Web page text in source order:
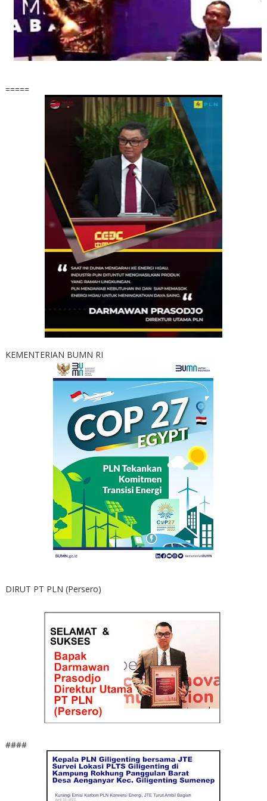
=====
KEMENTERIAN BUMN RI
DIRUT PT PLN (Persero)
####